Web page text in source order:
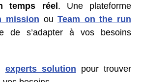
temps réel. Une plateforme
mission ouTeam on the run
de s’adapter à vos besoins
experts solution pour trouver